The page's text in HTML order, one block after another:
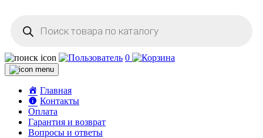
товаров
0
Главная
Контакты
Оплата
Гарантия и возврат
Вопросы и ответы